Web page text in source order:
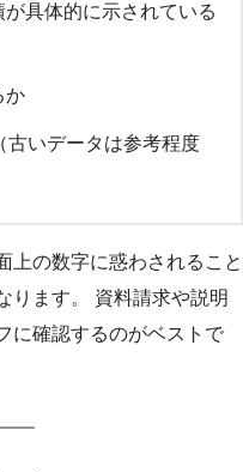
具体的に示されている
か
古いデータは参考程度
上の数字に惑わされること
ります。 資料請求や説明
に確認するのがベストで